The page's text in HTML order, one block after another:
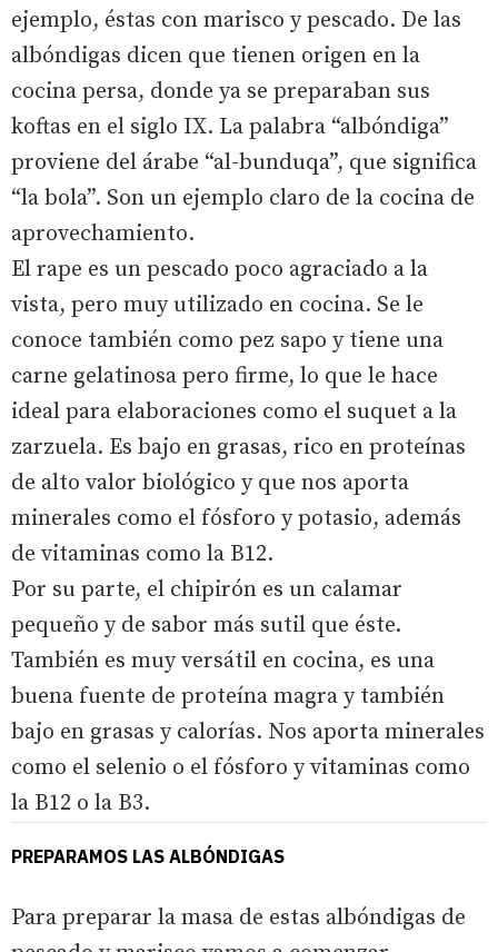
ejemplo, éstas con marisco y pescado. De las
albóndigas dicen que tienen origen en la
cocina persa, donde ya se preparaban sus
koftas en el siglo IX. La palabra “albóndiga”
proviene del árabe “al-bunduqa”, que significa
“la bola”. Son un ejemplo claro de la cocina de
aprovechamiento.
El rape es un pescado poco agraciado a la
vista, pero muy utilizado en cocina. Se le
conoce también como pez sapo y tiene una
carne gelatinosa pero firme, lo que le hace
ideal para elaboraciones como el suquet a la
zarzuela. Es bajo en grasas, rico en proteínas
de alto valor biológico y que nos aporta
minerales como el fósforo y potasio, además
de vitaminas como la B12.
Por su parte, el chipirón es un calamar
pequeño y de sabor más sutil que éste.
También es muy versátil en cocina, es una
buena fuente de proteína magra y también
bajo en grasas y calorías. Nos aporta minerales
como el selenio o el fósforo y vitaminas como
la B12 o la B3.
PREPARAMOS LAS ALBÓNDIGAS
Para preparar la masa de estas albóndigas de